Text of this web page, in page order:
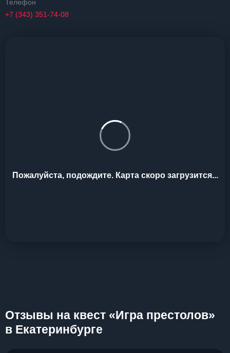
Телефон
+7 (343) 351-74-08
Пожалуйста, подождите. Карта скоро загрузится...
Отзывы на квест «Игра престолов»
в Екатеринбурге